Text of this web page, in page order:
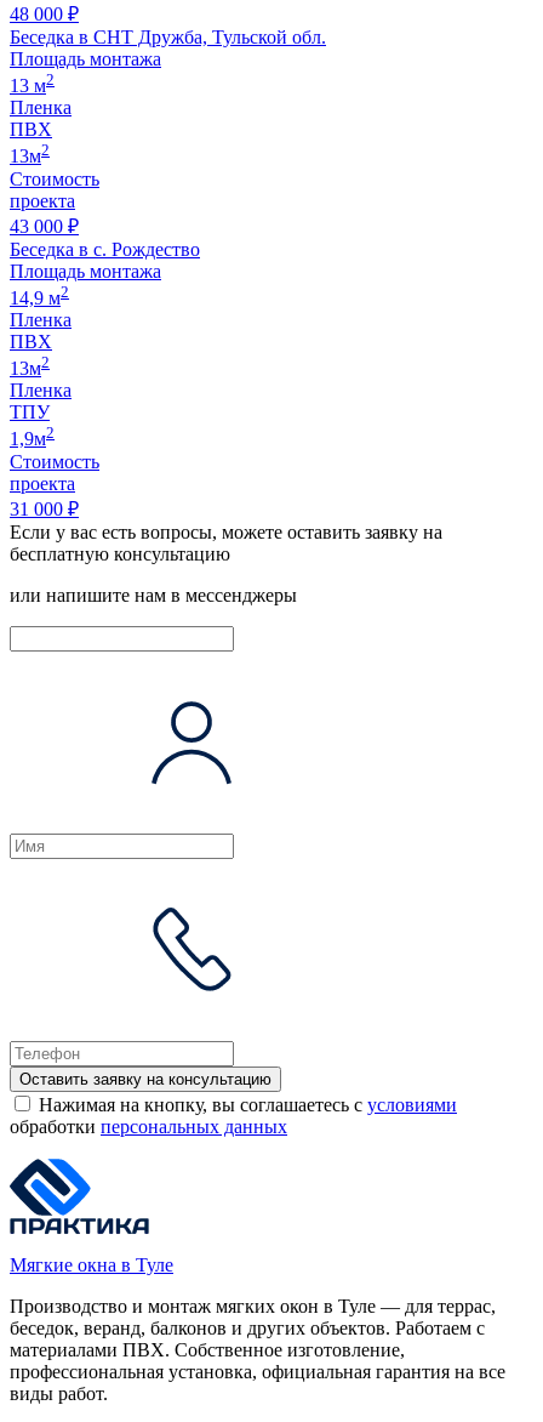
48 000 ₽
Беседка в СНТ Дружба, Тульской обл.
Площадь монтажа
13 м2
Пленка
ПВХ
13м2
Стоимость
проекта
43 000 ₽
Беседка в с. Рождество
Площадь монтажа
14,9 м2
Пленка
ПВХ
13м2
Пленка
ТПУ
1,9м2
Стоимость
проекта
31 000 ₽
Если у вас есть вопросы, можете оставить заявку на
бесплатную консультацию
или напишите нам в мессенджеры
Оставить заявку на консультацию
Нажимая на кнопку, вы соглашаетесь с условиями
обработки персональных данных
Мягкие окна в Туле
Производство и монтаж мягких окон в Туле — для террас,
беседок, веранд, балконов и других объектов. Работаем с
материалами ПВХ. Собственное изготовление,
профессиональная установка, официальная гарантия на все
виды работ.